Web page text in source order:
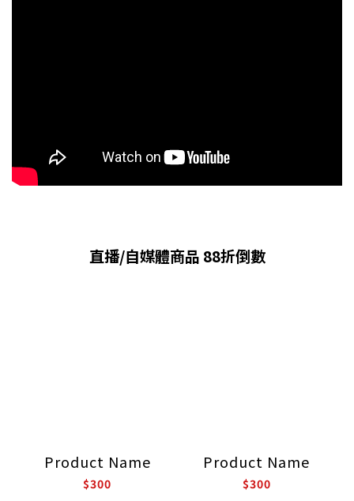
直播/自媒體商品 88折倒數
Product Name
$300
Product Name
$300